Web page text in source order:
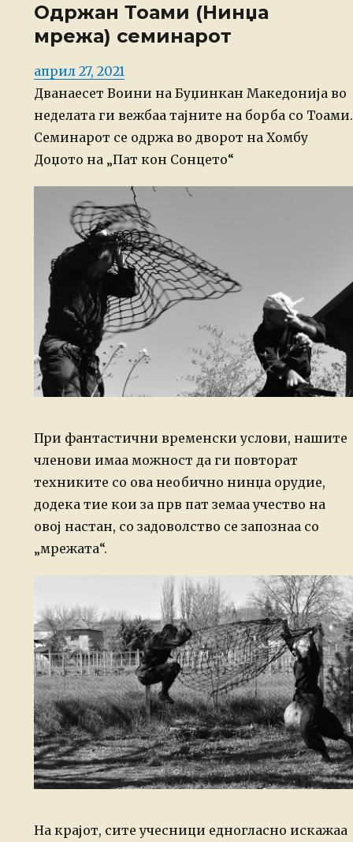
Одржан Тоами (Нинџа
мрежа) семинарот
Posted
on
април 27, 2021
Дванаесет Воини на Буџинкан Македонија во
неделата ги вежбаа тајните на борба со Тоами.
Семинарот се одржа во дворот на Хомбу
Доџото на „Пат кон Сонцето“
При фантастични временски услови, нашите
членови имаа можност да ги повторат
техниките со ова необично нинџа орудие,
додека тие кои за прв пат земаа учество на
овој настан, со задоволство се запознаа со
„мрежата“.
На крајот, сите учесници едногласно искажаа